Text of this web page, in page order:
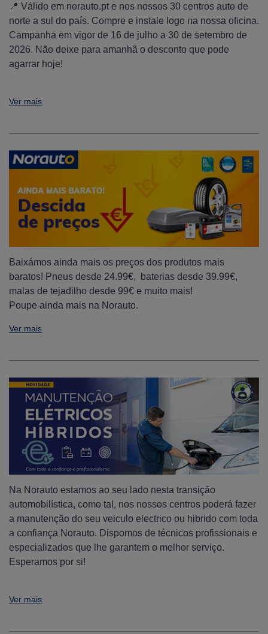
📍 Válido em norauto.pt e nos nossos 30 centros auto de
norte a sul do país. Compre e instale logo na nossa oficina.
Campanha em vigor de 16 de julho a 30 de setembro de
2026. Não deixe para amanhã o desconto que pode
agarrar hoje!
Ver mais
Baixámos ainda mais os preços dos produtos mais
baratos! Pneus desde 24.99€, baterias desde 39.99€,
malas de tejadilho desde 99€ e muito mais!
Poupe ainda mais na Norauto.
Ver mais
Na Norauto estamos ao seu lado nesta transição
automobilística, como tal, nos nossos centros poderá fazer
a manutenção do seu veiculo electrico ou hibrido com toda
a confiança Norauto. Dispomos de técnicos profissionais e
especializados que lhe garantem o melhor serviço.
Esperamos por si!
Ver mais